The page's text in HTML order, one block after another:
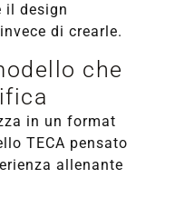
il design
di crearle.
che
in un format
TECA pensato
allenante